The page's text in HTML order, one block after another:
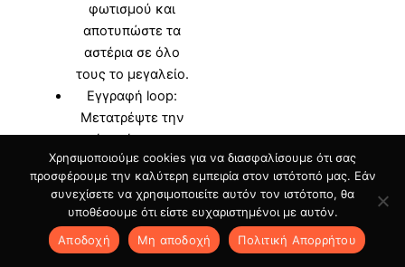
φωτισμού και
αποτυπώστε τα
αστέρια σε όλο
τους το μεγαλείο.
Εγγραφή loop:
Μετατρέψτε την
κάμερά σας σε
dashcam και
εξοικονομήστε
πολύτιμο χώρο
στην κάρτα μνήμης
σας.
Χρησιμοποιούμε cookies για να διασφαλίσουμε ότι σας
προσφέρουμε την καλύτερη εμπειρία στον ιστότοπό μας. Εάν
συνεχίσετε να χρησιμοποιείτε αυτόν τον ιστότοπο, θα
υποθέσουμε ότι είστε ευχαριστημένοι με αυτόν.
Αποδοχή
Μη αποδοχή Πολιτική Aπορρήτου